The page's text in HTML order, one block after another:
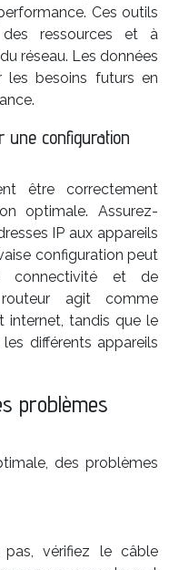
Ces outils
des ressources et à
réseau. Les données
les besoins futurs en
configuration
être correctement
optimale. Assurez-
IP aux appareils
configuration peut
connectivité et de
agit comme
internet, tandis que le
différents appareils
problèmes
des problèmes
vérifiez le câble